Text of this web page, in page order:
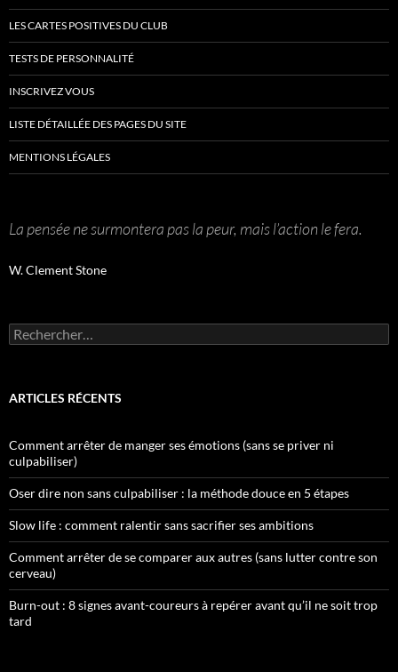
LES CARTES POSITIVES DU CLUB
TESTS DE PERSONNALITÉ
INSCRIVEZ VOUS
LISTE DÉTAILLÉE DES PAGES DU SITE
MENTIONS LÉGALES
La pensée ne surmontera pas la peur, mais l’action le fera.
W. Clement Stone
Rechercher :
ARTICLES RÉCENTS
Comment arrêter de manger ses émotions (sans se priver ni
culpabiliser)
Oser dire non sans culpabiliser : la méthode douce en 5 étapes
Slow life : comment ralentir sans sacrifier ses ambitions
Comment arrêter de se comparer aux autres (sans lutter contre son
cerveau)
Burn-out : 8 signes avant-coureurs à repérer avant qu’il ne soit trop
tard